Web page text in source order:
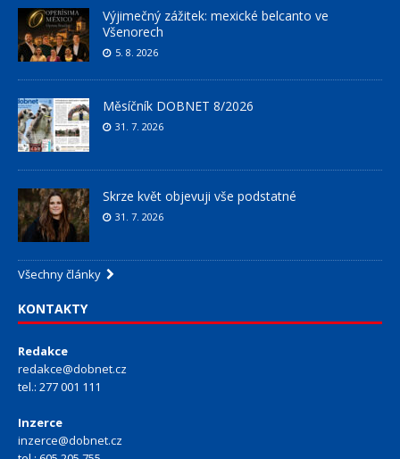
Výjimečný zážitek: mexické belcanto ve
Všenorech
5. 8. 2026
Měsíčník DOBNET 8/2026
31. 7. 2026
Skrze květ objevuji vše podstatné
31. 7. 2026
Všechny články
KONTAKTY
Redakce
redakce@dobnet.cz
tel.: 277 001 111
Inzerce
inzerce@dobnet.cz